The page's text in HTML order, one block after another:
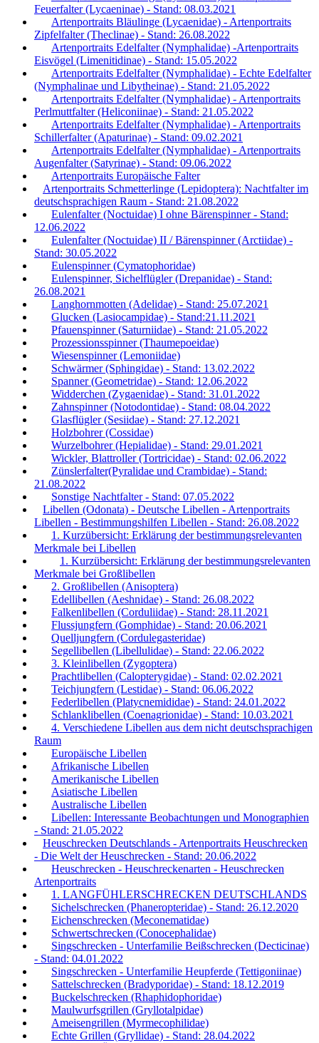
Feuerfalter (Lycaeninae) - Stand: 08.03.2021
Artenportraits Bläulinge (Lycaenidae) - Artenportraits
Zipfelfalter (Theclinae) - Stand: 26.08.2022
Artenportraits Edelfalter (Nymphalidae) -Artenportraits
Eisvögel (Limenitidinae) - Stand: 15.05.2022
Artenportraits Edelfalter (Nymphalidae) - Echte Edelfalter
(Nymphalinae und Libytheinae) - Stand: 21.05.2022
Artenportraits Edelfalter (Nymphalidae) - Artenportraits
Perlmuttfalter (Heliconiinae) - Stand: 21.05.2022
Artenportraits Edelfalter (Nymphalidae) - Artenportraits
Schillerfalter (Apaturinae) - Stand: 09.02.2021
Artenportraits Edelfalter (Nymphalidae) - Artenportraits
Augenfalter (Satyrinae) - Stand: 09.06.2022
Artenportraits Europäische Falter
Artenportraits Schmetterlinge (Lepidoptera): Nachtfalter im
deutschsprachigen Raum - Stand: 21.08.2022
Eulenfalter (Noctuidae) I ohne Bärenspinner - Stand:
12.06.2022
Eulenfalter (Noctuidae) II / Bärenspinner (Arctiidae) -
Stand: 30.05.2022
Eulenspinner (Cymatophoridae)
Eulenspinner, Sichelflügler (Drepanidae) - Stand:
26.08.2021
Langhornmotten (Adelidae) - Stand: 25.07.2021
Glucken (Lasiocampidae) - Stand:21.11.2021
Pfauenspinner (Saturniidae) - Stand: 21.05.2022
Prozessionsspinner (Thaumepoeidae)
Wiesenspinner (Lemoniidae)
Schwärmer (Sphingidae) - Stand: 13.02.2022
Spanner (Geometridae) - Stand: 12.06.2022
Widderchen (Zygaenidae) - Stand: 31.01.2022
Zahnspinner (Notodontidae) - Stand: 08.04.2022
Glasflügler (Sesiidae) - Stand: 27.12.2021
Holzbohrer (Cossidae)
Wurzelbohrer (Hepialidae) - Stand: 29.01.2021
Wickler, Blattroller (Tortricidae) - Stand: 02.06.2022
Zünslerfalter(Pyralidae und Crambidae) - Stand:
21.08.2022
Sonstige Nachtfalter - Stand: 07.05.2022
Libellen (Odonata) - Deutsche Libellen - Artenportraits
Libellen - Bestimmungshilfen Libellen - Stand: 26.08.2022
1. Kurzübersicht: Erklärung der bestimmungsrelevanten
Merkmale bei Libellen
1. Kurzübersicht: Erklärung der bestimmungsrelevanten
Merkmale bei Großlibellen
2. Großlibellen (Anisoptera)
Edellibellen (Aeshnidae) - Stand: 26.08.2022
Falkenlibellen (Corduliidae) - Stand: 28.11.2021
Flussjungfern (Gomphidae) - Stand: 20.06.2021
Quelljungfern (Cordulegasteridae)
Segellibellen (Libellulidae) - Stand: 22.06.2022
3. Kleinlibellen (Zygoptera)
Prachtlibellen (Calopterygidae) - Stand: 02.02.2021
Teichjungfern (Lestidae) - Stand: 06.06.2022
Federlibellen (Platycnemididae) - Stand: 24.01.2022
Schlanklibellen (Coenagrionidae) - Stand: 10.03.2021
4. Verschiedene Libellen aus dem nicht deutschsprachigen
Raum
Europäische Libellen
Afrikanische Libellen
Amerikanische Libellen
Asiatische Libellen
Australische Libellen
Libellen: Interessante Beobachtungen und Monographien
- Stand: 21.05.2022
Heuschrecken Deutschlands - Artenportraits Heuschrecken
- Die Welt der Heuschrecken - Stand: 20.06.2022
Heuschrecken - Heuschreckenarten - Heuschrecken
Artenportraits
1. LANGFÜHLERSCHRECKEN DEUTSCHLANDS
Sichelschrecken (Phaneropteridae) - Stand: 26.12.2020
Eichenschrecken (Meconematidae)
Schwertschrecken (Conocephalidae)
Singschrecken - Unterfamilie Beißschrecken (Decticinae)
- Stand: 04.01.2022
Singschrecken - Unterfamilie Heupferde (Tettigoniinae)
Sattelschrecken (Bradyporidae) - Stand: 18.12.2019
Buckelschrecken (Rhaphidophoridae)
Maulwurfsgrillen (Gryllotalpidae)
Ameisengrillen (Myrmecophilidae)
Echte Grillen (Gryllidae) - Stand: 28.04.2022